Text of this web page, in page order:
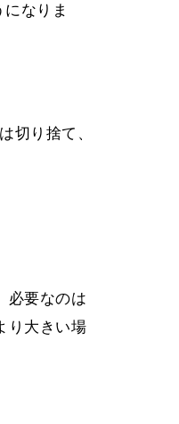
なりま
切り捨て、
必要なのは
り大きい場